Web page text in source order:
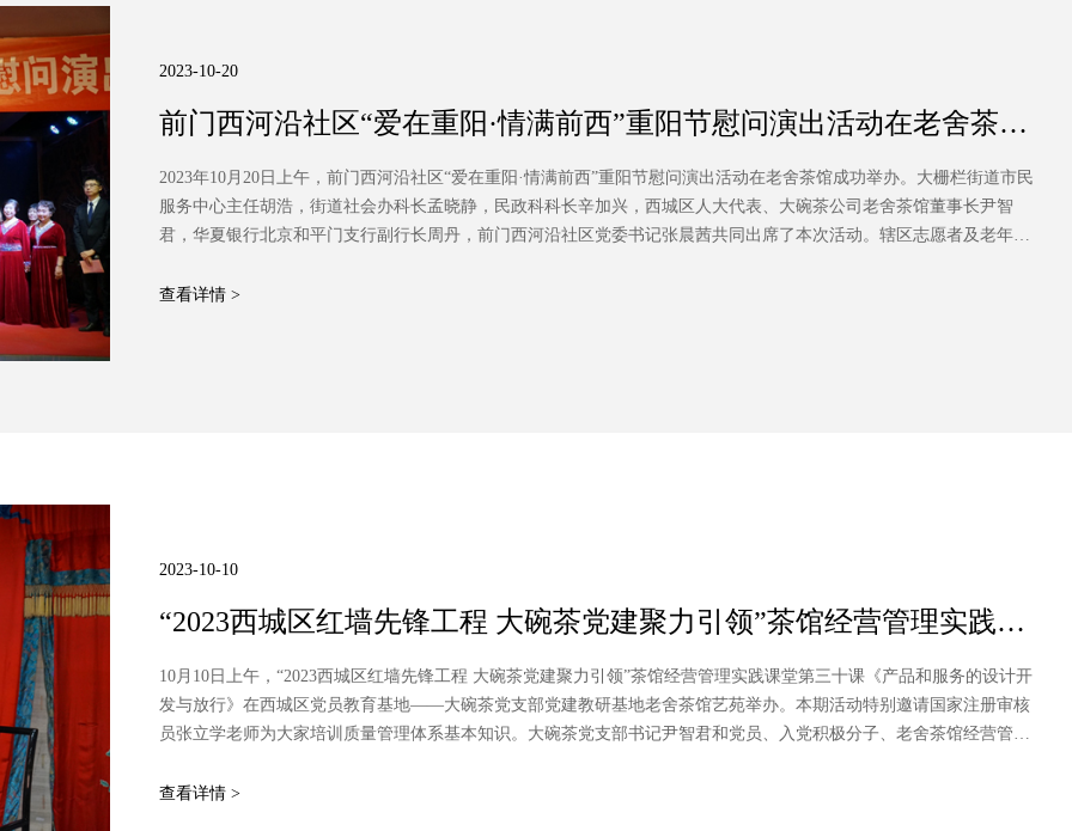
2023-10-20
前门西河沿社区“爱在重阳·情满前西”重阳节慰问演出活动在老舍茶馆
2023年10月20日上午，前门西河沿社区“爱在重阳·情满前西”重阳节慰问演出活动在老舍茶馆成功举办。大栅栏街道市民
服务中心主任胡浩，街道社会办科长孟晓静，民政科科长辛加兴，西城区人大代表、大碗茶公司老舍茶馆董事长尹智
君，华夏银行北京和平门支行副行长周丹，前门西河沿社区党委书记张晨茜共同出席了本次活动。辖区志愿者及老年居
平支行白宇赫共同主持。
查看详情 >
2023-10-10
“2023西城区红墙先锋工程 大碗茶党建聚力引领”茶馆经营管理实践课
10月10日上午，“2023西城区红墙先锋工程 大碗茶党建聚力引领”茶馆经营管理实践课堂第三十课《产品和服务的设计开
发与放行》在西城区党员教育基地——大碗茶党支部党建教研基地老舍茶馆艺苑举办。本期活动特别邀请国家注册审核
员张立学老师为大家培训质量管理体系基本知识。大碗茶党支部书记尹智君和党员、入党积极分子、老舍茶馆经营管理
查看详情 >